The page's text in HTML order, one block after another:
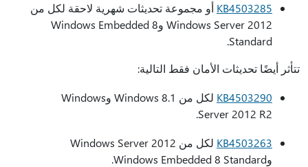
KB4503285 أو مجموعة تحديثات شهرية لاحقة لكل من
Windows Server 2012 وWindows Embedded 8
Standard.
تتأثر أيضًا تحديثات الأمان فقط التالية:
KB4503290
لكل من Windows 8.1 وWindows
Server 2012 R2.
KB4503263
لكل من Windows Server 2012
وWindows Embedded 8 Standard.